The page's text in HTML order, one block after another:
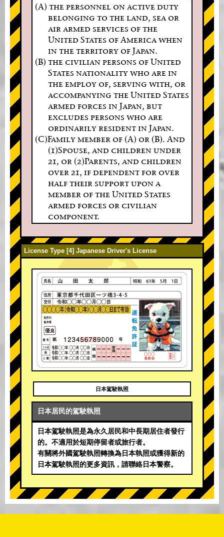
(A) the personnel on active duty
belonging to the land, sea or
air armed services of the
United States of America when
in the territory of Japan.
(B) the civilian persons of United
States nationality who are in
the employ of, serving with, or
accompanying the United States
armed forces in Japan, but
excludes persons who are
ordinarily resident in Japan.
(C)Family member of (A) or (B). And
(1)Spouse, and children under
21, or (2)Parents, and children
over 21, if dependent for over
half their support upon a
member of the United States
armed forces or civilian
component.
License Type [4] Japanese Driver's License
日本駕駛執照
日本居民的駕駛執照
日本駕駛執照是為永久居民和中長期居住者發行
的。不適用於短期停留者或旅行者。
有關將外國駕駛執照轉換為日本執照或獲得新的
日本駕駛執照的更多資訊，請聯絡日本警察。